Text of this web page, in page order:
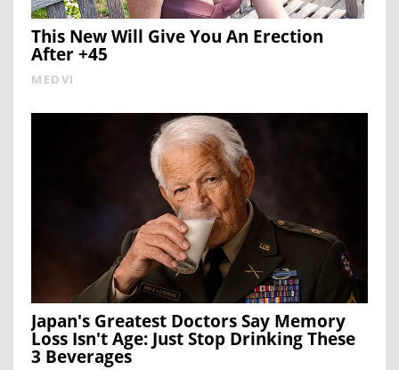
This New Will Give You An Erection
After +45
MEDVI
Japan's Greatest Doctors Say Memory
Loss Isn't Age: Just Stop Drinking These
3 Beverages